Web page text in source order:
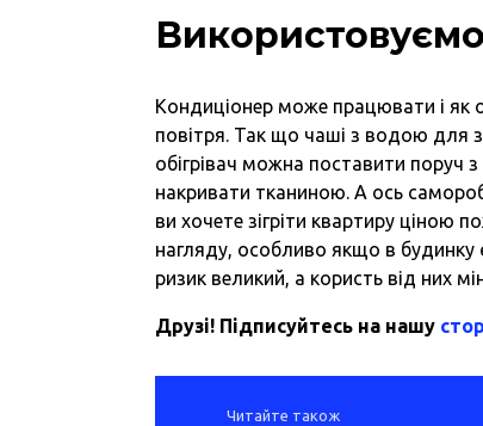
Кондиціонер може працювати і як
повітря. Так що чаші з водою для
обігрівач можна поставити
накривати тканиною. А ось
ви хочете зігріти квартиру
нагляду, особливо якщо в будинку
ризик великий, а користь від них
Друзі! Підписуйтесь на нашу
Читайте також